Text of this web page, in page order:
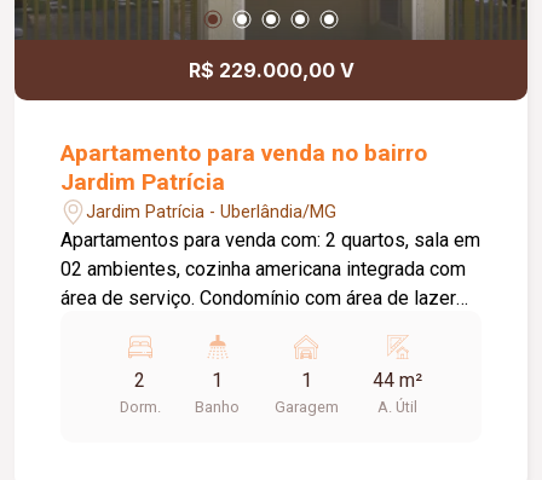
R$ 229.000,00 V
Apartamento para venda no bairro
Jardim Patrícia
Jardim Patrícia - Uberlândia/MG
Apartamentos para venda com: 2 quartos, sala em
02 ambientes, cozinha americana integrada com
área de serviço. Condomínio com área de lazer
para Dezembro 2025
2
Dorm.
1
Banho
1
Garagem
44 m²
A. Útil